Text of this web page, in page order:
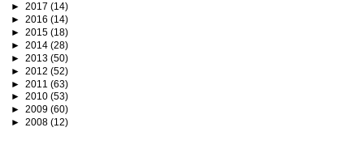
► 2017 (14)
► 2016 (14)
► 2015 (18)
► 2014 (28)
► 2013 (50)
► 2012 (52)
► 2011 (63)
► 2010 (53)
► 2009 (60)
► 2008 (12)